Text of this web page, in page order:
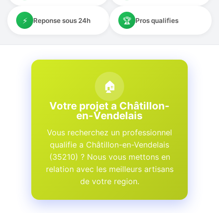
⚡ Reponse sous 24h 🏆 Pros qualifies
🏠
Votre projet a Châtillon-
en-Vendelais
Vous recherchez un professionnel
qualifie a Châtillon-en-Vendelais
(35210) ? Nous vous mettons en
relation avec les meilleurs artisans
de votre region.